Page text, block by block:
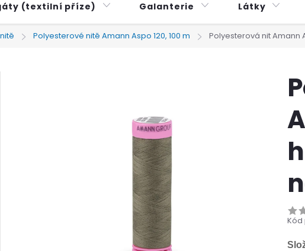
(textilní příze) Galanterie Látky
Polyesterové nitě Amann Aspo 120, 100 m Polyesterová nit Amann
Kód